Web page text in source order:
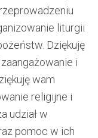
liturgii
Dziękuję
i
wam
religijne i
udział w
pomoc w ich